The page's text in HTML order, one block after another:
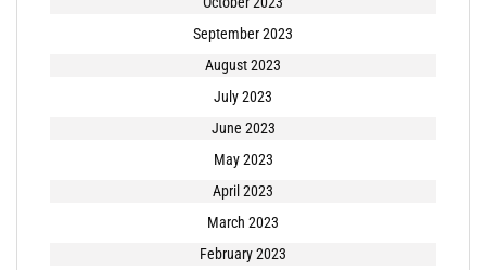
September 2023
August 2023
July 2023
June 2023
May 2023
April 2023
March 2023
February 2023